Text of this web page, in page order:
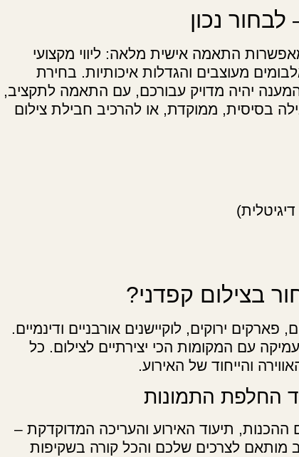
נכון
התאמה אישית מלאה: ליווי מקצועי
מעוצבים והגדלות איכותיות. בחירת
יהיה מדויק עבורכם, עם התאמה לתקציב,
בסיסית, ממוקדת, או להרכיב חבילת צילום
בצילום קפדני?
ירוקים, לוקיישנים אורבניים ודינמיים.
עם המקומות הכי יצירתיים לצילום. כל
והייחוד של האירוע.
החלפת התמונות
ההכנות, תיעוד האירוע והעריכה המדוקדקת –
מותאם לצרכים שלכם והכל קורה בשקיפות